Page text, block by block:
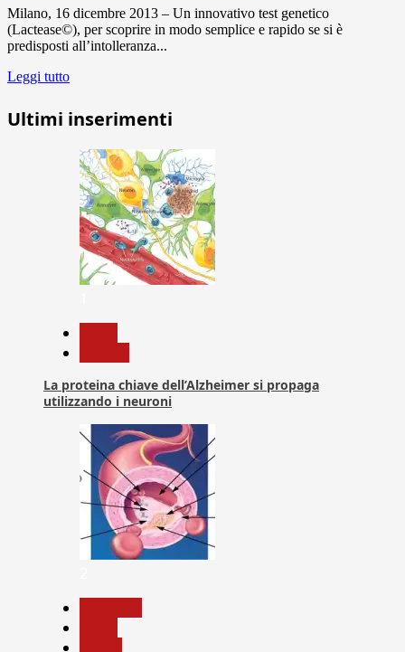
Milano, 16 dicembre 2013 – Un innovativo test genetico
(Lactease©), per scoprire in modo semplice e rapido se si è
predisposti all’intolleranza...
Leggi tutto
Ultimi inserimenti
La proteina chiave dell’Alzheimer si propaga
utilizzando i neuroni